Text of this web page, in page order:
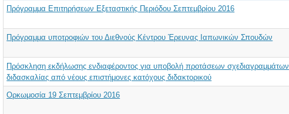
Πρόγραμμα Επιτηρήσεων Εξεταστικής Περιόδου Σεπτεμβρίου 2016
Πρόγραμμα υποτροφιών του Διεθνούς Κέντρου Έρευνας Ιαπωνικών Σπουδών
Πρόσκληση εκδήλωσης ενδιαφέροντος για υποβολή προτάσεων σχεδιαγραμμάτων
διδασκαλίας από νέους επιστήμονες κατόχους διδακτορικού
Ορκωμοσία 19 Σεπτεμβρίου 2016